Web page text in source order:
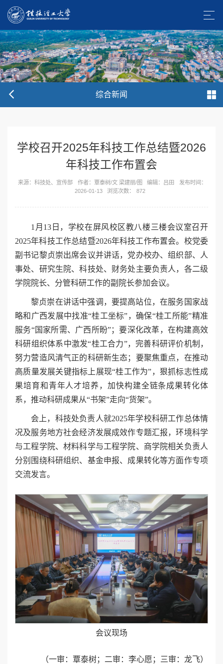
综合新闻
学校召开2025年科技工作总结暨2026
年科技工作布置会
来源：科技处、宣传部 作者：覃泰树/文 梁建丽/图 编辑：吕田
发布时间：
2026-01-13
浏览次数： 872
1月13日，学校在屏风校区教八楼三楼会议室召开
2025年科技工作总结暨2026年科技工作布置会。校党委
副书记黎贞崇出席会议并讲话，党办校办、组织部、人
事处、研究生院、科技处、财务处主要负责人，各二级
学院院长、分管科研工作的副院长参加会议。
黎贞崇在讲话中强调，要提高站位，在服务国家战
略和广西发展中找准“桂工坐标”，确保“桂工所能”精准
服务“国家所需、广西所盼”；要深化改革，在构建高效
科研组织体系中激发“桂工合力”，完善科研评价机制，
努力营造风清气正的科研新生态；要聚焦重点，在推动
高质量发展关键指标上展现“桂工作为”，狠抓标志性成
果培育和青年人才培养，加快构建全链条成果转化体
系，推动科研成果从“书架”走向“货架”。
会上，科技处负责人就2025年学校科研工作总体情
况及服务地方社会经济发展成效作专题汇报，环境科学
与工程学院、材料科学与工程学院、商学院相关负责人
分别围绕科研组织、基金申报、成果转化等方面作专项
交流发言。
会议现场
（一审：覃泰树；二审：李心愿；三审：龙飞）